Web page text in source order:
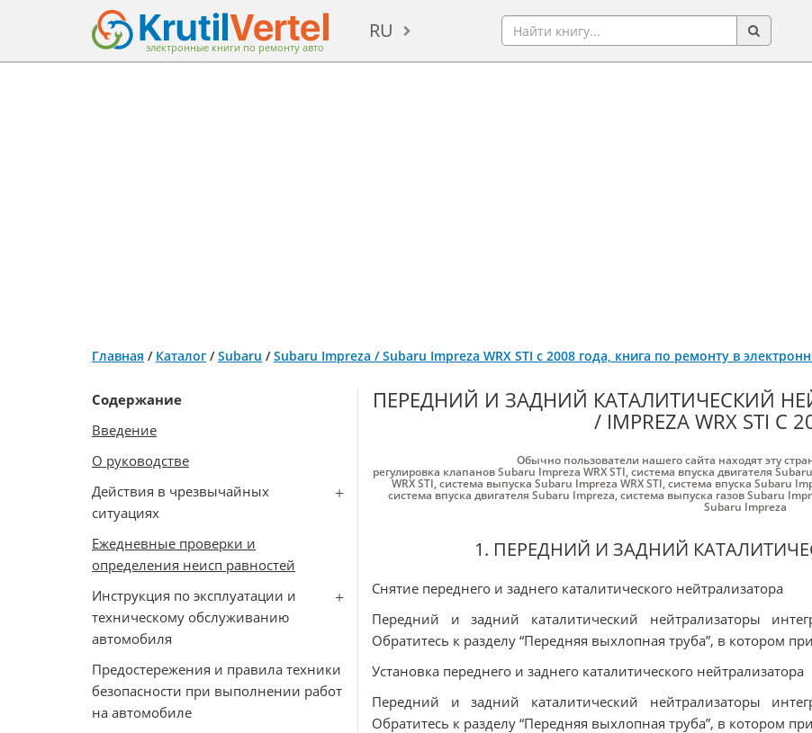
электронные книги по ремонту авто
RU
Главная / Каталог /Subaru /Subaru Impreza / Subaru Impreza WRX STI с 2008 года, книга по ремонту в
Содержание
Введение
О руководстве
Действия в чрезвычайных
ситуациях
Ежедневные проверки и
определения неисп равностей
Инструкция по эксплуатации и
техническому обслуживанию
автомобиля
Предостережения и правила техники
безопасности при выполнении работ
на автомобиле
ПЕРЕДНИЙ И ЗАДНИЙ КАТАЛИТИЧЕСКИЙ
/ IMPREZA WRX STI С
Обычно пользователи нашего сайта находят эту
регулировка клапанов Subaru Impreza WRX STI,система впуска двигателя
WRX STI,система выпуска Subaru Impreza WRX STI,система впуска Subaru
система впуска двигателя Subaru Impreza,система выпуска газов Subaru
Subaru Impreza
1. ПЕРЕДНИЙ И ЗАДНИЙ
Снятие переднего и заднего каталитического нейтрализатора
Передний и задний каталитический нейтрализаторы
Обратитесь к разделу “Передняя выхлопная труба”, в котором
Установка переднего и заднего каталитического нейтрализатора
Передний и задний каталитический нейтрализаторы
Обратитесь к разделу “Передняя выхлопная труба”, в котором